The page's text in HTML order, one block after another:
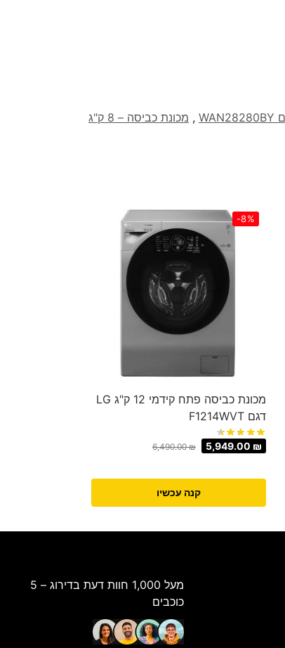
, מכונת כביסה – 8 ק"ג
-8%
מכונת כביסה ‏פתח קידמי 12 ‏ק"ג LG
דגם F1214WVT
6,490.00₪ 5,949.00 ₪
קנה עכשיו
מעל 1,000 חוות דעת בדירוג – 5
כוכבים